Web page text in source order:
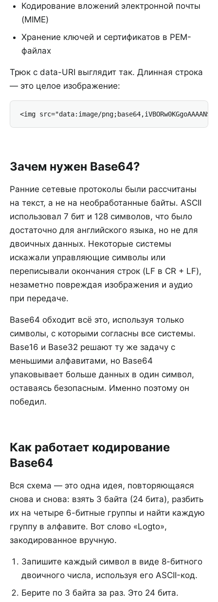
Кодирование вложений электронной почты
(MIME)
Хранение ключей и сертификатов в PEM-
файлах
Трюк с data-URI выглядит так. Длинная строка
— это целое изображение:
<img src="data:image/
Зачем нужен Base64?
Ранние сетевые протоколы были рассчитаны
на текст, а не на необработанные байты. ASCII
использовал 7 бит и 128 символов, что было
достаточно для английского языка, но не для
двоичных данных. Некоторые системы
искажали управляющие символы или
переписывали окончания строк (LF в CR + LF),
незаметно повреждая изображения и аудио
при передаче.
Base64 обходит всё это, используя только
символы, с которыми согласны все системы.
Base16 и Base32 решают ту же задачу с
меньшими алфавитами, но Base64
упаковывает больше данных в один символ,
оставаясь безопасным. Именно поэтому он
победил.
Как работает кодирование
Base64
Вся схема — это одна идея, повторяющаяся
снова и снова: взять 3 байта (24 бита), разбить
их на четыре 6-битные группы и найти каждую
группу в алфавите. Вот слово «Logto»,
закодированное вручную.
Запишите каждый символ в виде 8-битного
двоичного числа, используя его ASCII-код.
Берите по 3 байта за раз. Это 24 бита.